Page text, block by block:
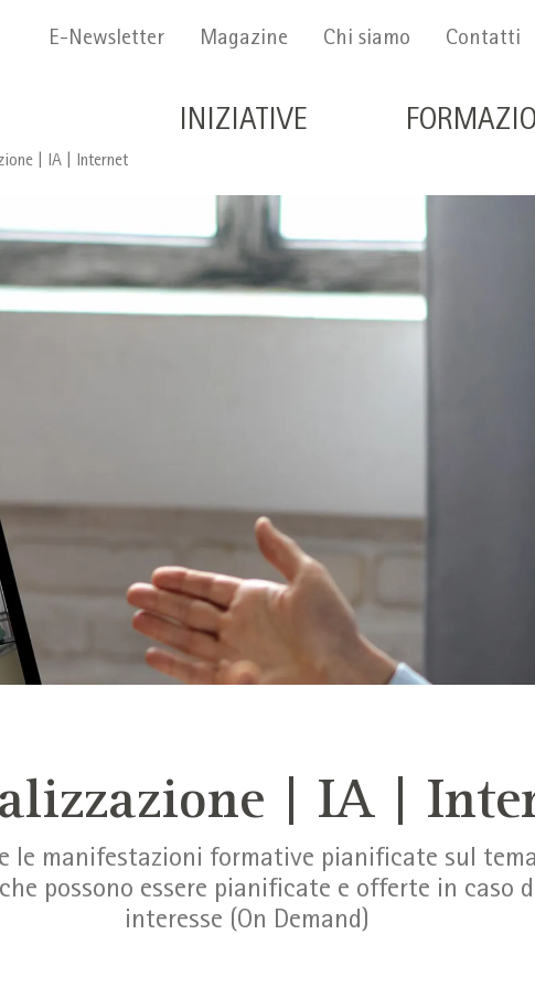
Menu Secondario
E-Newsletter Magazine Chi siamo Contatti
Navigazione principale de
INIZIATIVE
| IA | Internet
| IA |
le manifestazioni formative pianificate sul
possono essere pianificate e offerte in caso
interesse (On Demand)